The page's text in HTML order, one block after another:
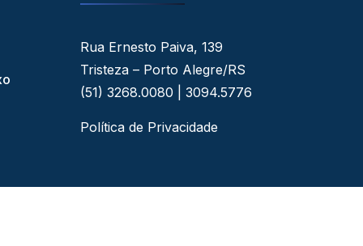
Rua Ernesto Paiva, 139
Tristeza – Porto Alegre/RS
(51) 3268.0080 | 3094.5776
Política de Privacidade